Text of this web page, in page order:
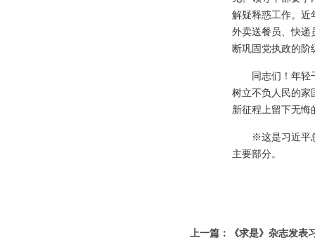
解疑释惑工作。近
外卖送餐员、快递
断巩固党执政的阶
同志们！年
树立不负人民的家
新征程上留下无悔
※这是习近平
主要部分。
上一篇：《求是》杂志发